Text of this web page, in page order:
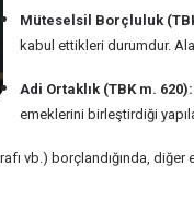
Müteselsil Borçluluk
kabul ettikleri durumdur.
Adi Ortaklık (TBK m. 620):
emeklerini birleştirdiği
vb.) borçlandığında,